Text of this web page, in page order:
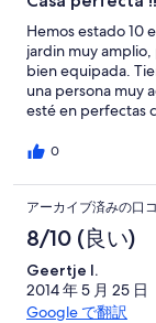
Hemos estado 10
jardin muy amplio,
bien equipada.
una persona muy
esté en perfectas
en perfectas
0
アーカイブ済みの口
8/10 (良い)
Geertje I.
2014 年 5 月 25 日
Google で翻訳